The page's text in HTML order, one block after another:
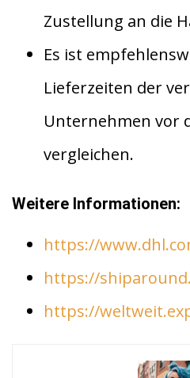
Zustellung an die
Es ist
Lieferzeiten der
Unternehmen vor
vergleichen.
Weitere Informationen:
https://
https://
https://